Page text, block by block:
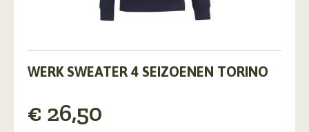
WERK SWEATER 4 SEIZOENEN TORINO
€ 26,50
product
variaties.
Deze